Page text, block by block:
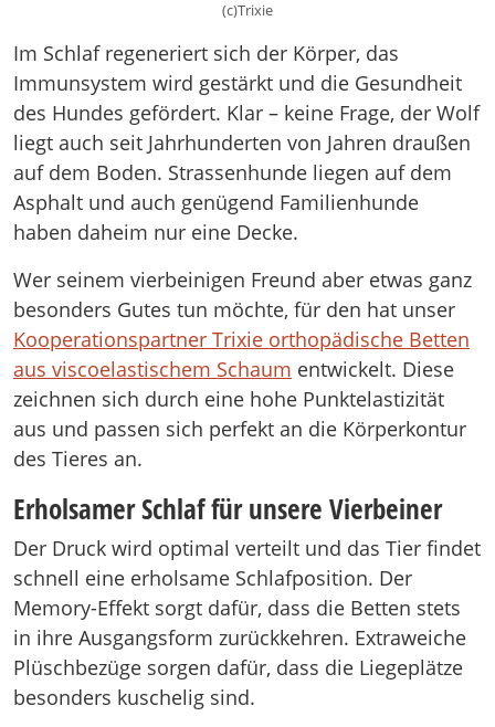
(c)Trixie
Im Schlaf regeneriert sich der Körper, das
Immunsystem wird gestärkt und die Gesundheit
des Hundes gefördert. Klar – keine Frage, der Wolf
liegt auch seit Jahrhunderten von Jahren draußen
auf dem Boden. Strassenhunde liegen auf dem
Asphalt und auch genügend Familienhunde
haben daheim nur eine Decke.
Wer seinem vierbeinigen Freund aber etwas ganz
besonders Gutes tun möchte, für den hat unser
Kooperationspartner Trixie orthopädische Betten
aus viscoelastischem Schaum entwickelt. Diese
zeichnen sich durch eine hohe Punktelastizität
aus und passen sich perfekt an die Körperkontur
des Tieres an.
Erholsamer Schlaf für unsere Vierbeiner
Der Druck wird optimal verteilt und das Tier findet
schnell eine erholsame Schlafposition. Der
Memory-Effekt sorgt dafür, dass die Betten stets
in ihre Ausgangsform zurückkehren. Extraweiche
Plüschbezüge sorgen dafür, dass die Liegeplätze
besonders kuschelig sind.